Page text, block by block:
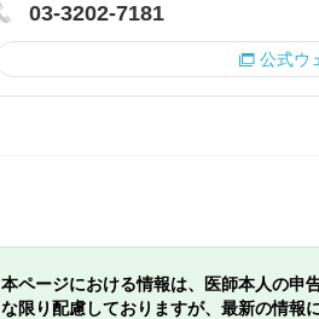
03-3202-7181
公式ウ
本ページにおける情報は、医師本人の申
な限り配慮しておりますが、最新の情報